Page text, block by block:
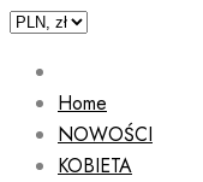
Home
NOWOŚCI
KOBIETA